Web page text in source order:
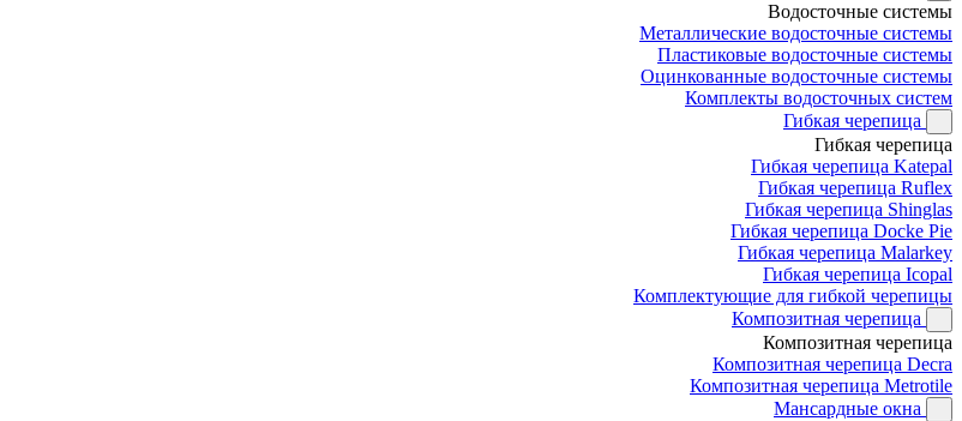
Водосточные системы
Металлические водосточные системы
Пластиковые водосточные системы
Оцинкованные водосточные системы
Комплекты водосточных систем
Гибкая черепица
Гибкая черепица
Гибкая черепица Katepal
Гибкая черепица Ruflex
Гибкая черепица Shinglas
Гибкая черепица Docke Pie
Гибкая черепица Malarkey
Гибкая черепица Icopal
Комплектующие для гибкой черепицы
Композитная черепица
Композитная черепица
Композитная черепица Decra
Композитная черепица Metrotile
Мансардные окна